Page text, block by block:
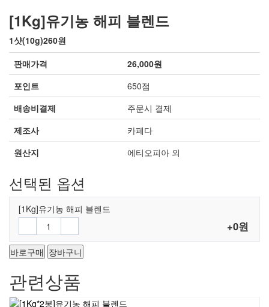
[1Kg]유기농 해피 블렌드
1샷(10g)260원
판매가격
26,000원
포인트
650점
배송비결제
주문시 결제
제조사
카페다
원산지
에티오피아 외
선택된 옵션
[1Kg]유기농 해피 블렌드
+0원
바로구매 장바구니
관련상품